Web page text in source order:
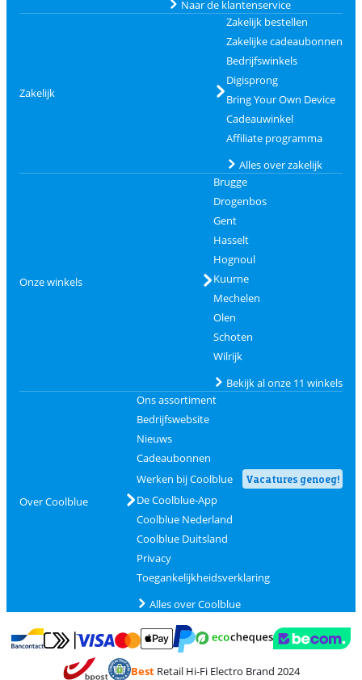
Naar de klantenservice
Zakelijk
Zakelijk bestellen
Zakelijke cadeaubonnen
Bedrijfswinkels
Digisprong
Bring Your Own Device
Cadeauwinkel
Affiliate programma
Alles over zakelijk
Onze winkels
Brugge
Drogenbos
Gent
Hasselt
Hognoul
Kuurne
Mechelen
Olen
Schoten
Wilrijk
Bekijk al onze 11 winkels
Over Coolblue
Ons assortiment
Bedrijfswebsite
Nieuws
Cadeaubonnen
Werken bij Coolblue
Vacatures genoeg!
De Coolblue-App
Coolblue Nederland
Coolblue Duitsland
Privacy
Toegankelijkheidsverklaring
Alles over Coolblue
Betalen met Bancontact
Betalen met MasterCard en Visa via ClickToPay
BestRetail Hi-Fi Electro Brand 2024